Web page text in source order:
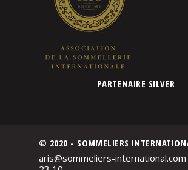
PARTENAIRE SILVER
© 2020 - SOMMELIERS
aris@sommeliers-